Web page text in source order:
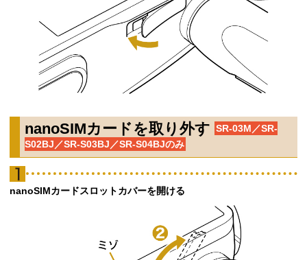
nanoSIMカードを取り外す SR-03M／SR-
S02BJ／SR-S03BJ／SR-S04BJのみ
nanoSIMカードスロットカバーを開ける